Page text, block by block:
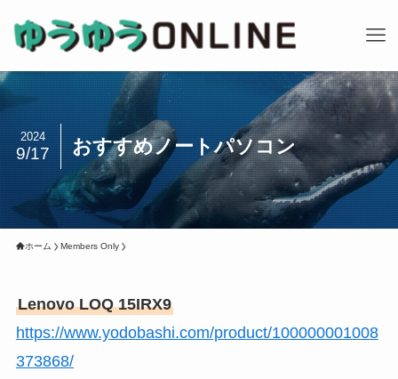
おすすめノートパソコン
2024
9/17
ホーム Members Only
Lenovo LOQ 15IRX9
https://www.yodobashi.com/product/100000001008
373868/